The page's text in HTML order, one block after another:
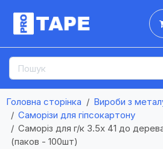
Головна сторінка Вироби з
Саморізи для гіпсокартону
Саморіз для г/к 3.5х 41 до
(паков - 100шт)